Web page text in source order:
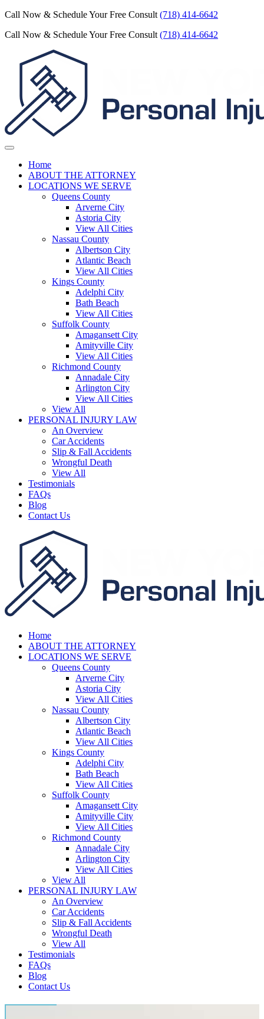
Call Now & Schedule Your Free Consult (718) 414-6642
Call Now & Schedule Your Free Consult (718) 414-6642
Home
ABOUT THE ATTORNEY
LOCATIONS WE SERVE
Queens County
Arverne City
Astoria City
View All Cities
Nassau County
Albertson City
Atlantic Beach
View All Cities
Kings County
Adelphi City
Bath Beach
View All Cities
Suffolk County
Amagansett City
Amityville City
View All Cities
Richmond County
Annadale City
Arlington City
View All Cities
View All
PERSONAL INJURY LAW
An Overview
Car Accidents
Slip & Fall Accidents
Wrongful Death
View All
Testimonials
FAQs
Blog
Contact Us
Home
ABOUT THE ATTORNEY
LOCATIONS WE SERVE
Queens County
Arverne City
Astoria City
View All Cities
Nassau County
Albertson City
Atlantic Beach
View All Cities
Kings County
Adelphi City
Bath Beach
View All Cities
Suffolk County
Amagansett City
Amityville City
View All Cities
Richmond County
Annadale City
Arlington City
View All Cities
View All
PERSONAL INJURY LAW
An Overview
Car Accidents
Slip & Fall Accidents
Wrongful Death
View All
Testimonials
FAQs
Blog
Contact Us